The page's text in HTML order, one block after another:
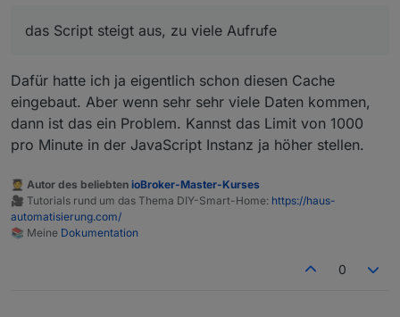
Kann bitte nochmal jemand für dummy's
erklären wie wie genau die Schaltbefehle
Es wird ein JSON-String auf dem entsprechenden
Topic gepublished. Wie genau der Playload
aussehen muss, findet man am besten raus, wenn
man das/settopic abonniert und dann guckt,
Genauer als hier kann ich es auch nicht erklären:
https://www.youtube.com/watch?
v=ezn0NDc9GAY
08:06:14.076	error	javascript.0 (9315)
'*/1 * * * *'
const mqttInstance = 'mqtt.0';
const serialNumber = 'R33XXXXXXXXXX';
const userId = '15XXXXXXXXXXXXXXXXXX';
const valueCache = {};
das Script steigt aus, zu viele Aufrufe
Dafür hatte ich ja eigentlich schon diesen Cache
eingebaut. Aber wenn sehr sehr viele Daten kommen,
dann ist das ein Problem. Kannst das Limit von 1000
pro Minute in der JavaScript Instanz ja höher stellen.
🧑‍🎓 Autor des beliebten ioBroker-Master-Kurses
🎥 Tutorials rund um das Thema DIY-Smart-Home: https://haus-
automatisierung.com/
📚 Meine Dokumentation
0